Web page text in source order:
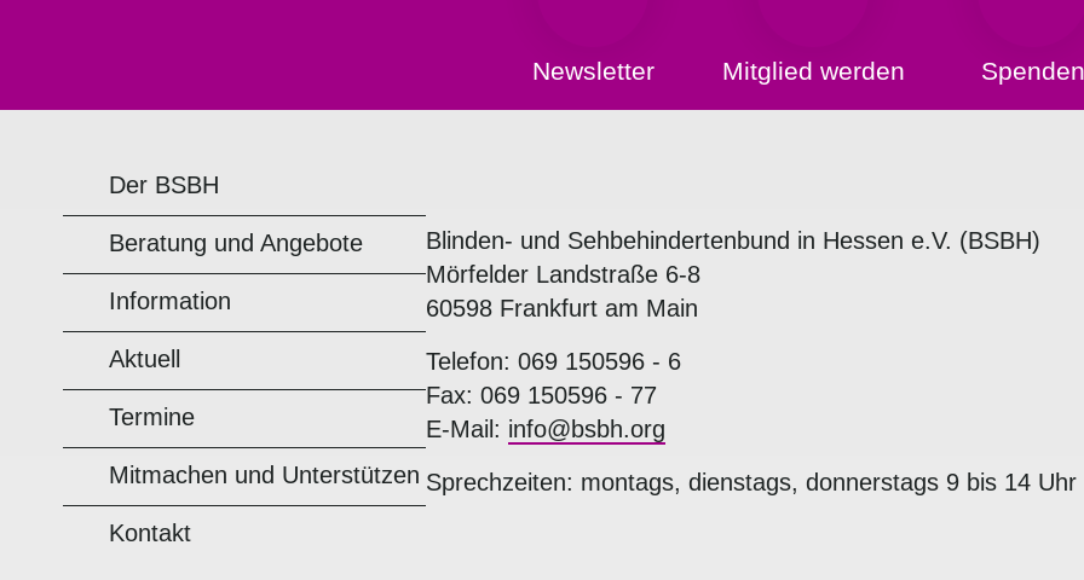
Newsletter Mitglied werden Spenden
Der BSBH
Beratung und Angebote
Information
Aktuell
Termine
Mitmachen und Unterstützen
Kontakt
Blinden- und Sehbehindertenbund in Hessen e.V. (BSBH)
Mörfelder Landstraße 6-8
60598 Frankfurt am Main
Telefon: 069 150596 - 6
Fax: 069 150596 - 77
E-Mail: info@bsbh.org
Sprechzeiten: montags, dienstags, donnerstags 9 bis 14 Uhr